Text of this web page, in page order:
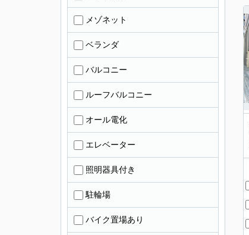
メゾネット
ベランダ
バルコニー
ルーフバルコニー
オール電化
エレベーター
照明器具付き
駐輪場
バイク置場あり